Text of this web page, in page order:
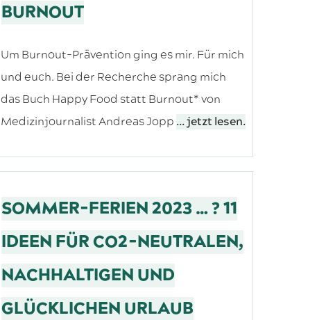
BURNOUT
Um Burnout-Prävention ging es mir. Für mich
und euch. Bei der Recherche sprang mich
das Buch Happy Food statt Burnout* von
Medizinjournalist Andreas Jopp ... jetzt lesen.
SOMMER-FERIEN 2023 … ? 11
IDEEN FÜR CO2-NEUTRALEN,
NACHHALTIGEN UND
GLÜCKLICHEN URLAUB